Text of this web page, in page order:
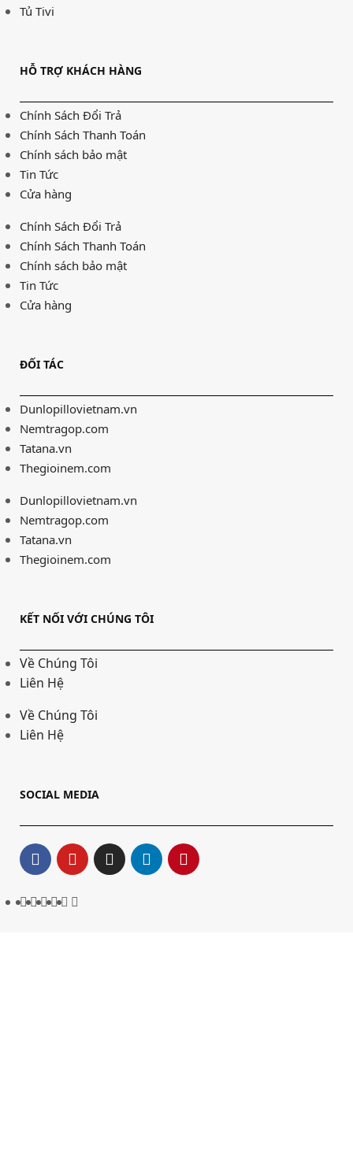
Tủ Tivi
HỖ TRỢ KHÁCH HÀNG
Chính Sách Đổi Trả
Chính Sách Thanh Toán
Chính sách bảo mật
Tin Tức
Cửa hàng
Chính Sách Đổi Trả
Chính Sách Thanh Toán
Chính sách bảo mật
Tin Tức
Cửa hàng
ĐỐI TÁC
Dunlopillovietnam.vn
Nemtragop.com
Tatana.vn
Thegioinem.com
Dunlopillovietnam.vn
Nemtragop.com
Tatana.vn
Thegioinem.com
KẾT NỐI VỚI CHÚNG TÔI
Về Chúng Tôi
Liên Hệ
Về Chúng Tôi
Liên Hệ
SOCIAL MEDIA